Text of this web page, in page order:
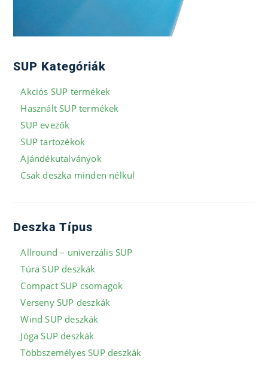
SUP Kategóriák
Akciós SUP termékek
Használt SUP termékek
SUP evezők
SUP tartozékok
Ajándékutalványok
Csak deszka minden nélkül
Deszka Típus
Allround – univerzális SUP
Túra SUP deszkák
Compact SUP csomagok
Verseny SUP deszkák
Wind SUP deszkák
Jóga SUP deszkák
Többszemélyes SUP deszkák